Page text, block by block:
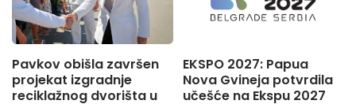
Pavkov obišla završen
projekat izgradnje
reciklažnog dvorišta u
EKSPO 2027: Papua
Nova Gvineja potvrdila
učešće na Ekspu 2027